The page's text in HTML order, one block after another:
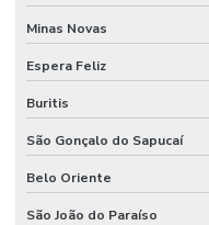
Manutenção Preventiva
Manutenção de processos
Manutenção de sistemas de
Manutenção de sistemas de
Minas Novas
Espera Feliz
Buritis
São Gonçalo do Sapucaí
Belo Oriente
São João do Paraíso